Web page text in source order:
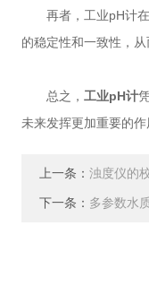
再者，工业pH计在
的稳定性和一致性，
总之， 工业pH计
未来发挥更加重要的
上一条： 浊度仪的
下一条： 多参数水